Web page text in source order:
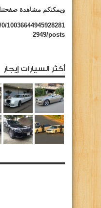
ويمكنكم مشاهدة
10036644945928281
2949/posts
أكثر السيارات إيجار